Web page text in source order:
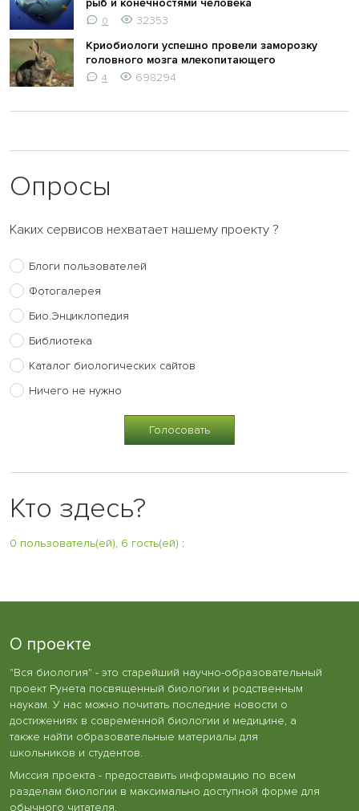
0
32353
Криобиологи успешно провели заморозку
головного мозга млекопитающего
4 698294
Опросы
Каких сервисов нехватает нашему проекту ?
Блоги пользователей
Фотогалерея
Био.Энциклопедия
Библиотека
Каталог биологических сайтов
Ничего не нужно
Кто здесь?
0 пользователь(ей), 6 гость(ей) :
О проекте
"Вся биология" - это старейший научно-образовательный
проект Рунета посвященный биологии и родственным
наукам. У нас можно почитать последние новости о
достижениях в современной биологии и медицине, а
также найти образовательные материалы для
школьников и студентов.
Миссия проекта - предоставить информацию по всем
разделам биологии в максимально доступной форме для
обычного читателя.